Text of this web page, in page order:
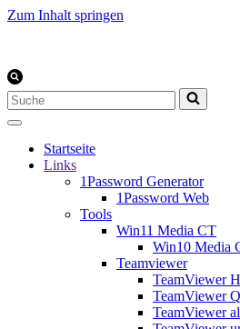
Zum Inhalt springen
Suchen
nach …
Startseite
Links
1Password Generator
1Password Web
Tools
Win11 Media CT
Win10 Media
Teamviewer
TeamViewer
TeamViewer
TeamViewer